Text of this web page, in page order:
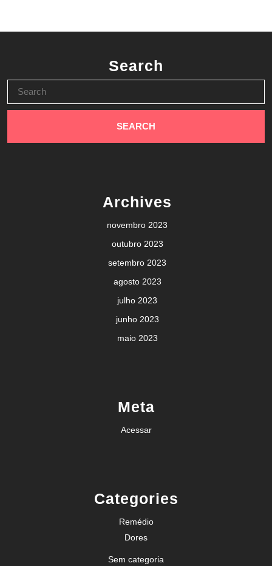
Search
for:
Archives
novembro 2023
outubro 2023
setembro 2023
agosto 2023
julho 2023
junho 2023
maio 2023
Meta
Acessar
Categories
Remédio
Dores
Sem categoria